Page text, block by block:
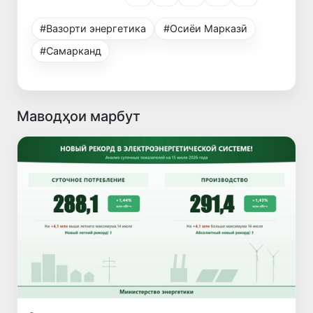
#Вазорти энергетика
#Осиёи Марказӣ
#Самарканд
Маводҳои марбут